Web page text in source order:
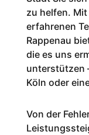
zu helfen.
erfahrenen
Rappenau
die es uns
unterstützen
Köln oder
Von der